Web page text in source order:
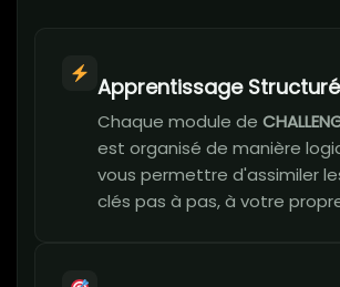
Apprentissage Structuré
Chaque module de
est organisé de manière
vous permettre d'assimiler
clés pas à pas, à votre